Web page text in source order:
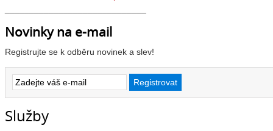
Novinky na e-mail
Registrujte se k odběru novinek a slev!
Služby